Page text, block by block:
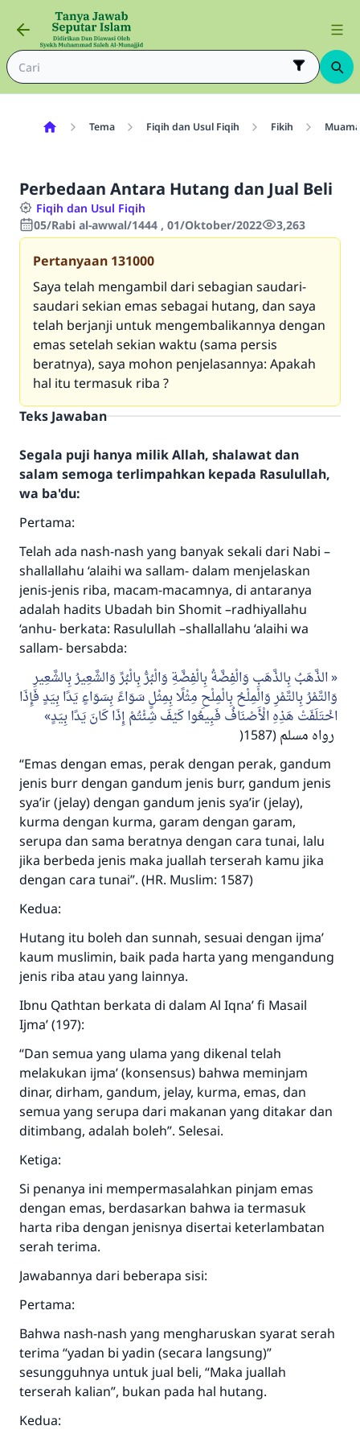
Tema Fiqih dan Usul Fiqih Fikih
Perbedaan Antara Hutang dan Jual Beli
Fiqih dan Usul Fiqih
05/Rabi al-awwal/1444 , 01/Oktober/2022
3,263
Pertanyaan 131000
Saya telah mengambil dari sebagian saudari-
saudari sekian emas sebagai hutang, dan saya
telah berjanji untuk mengembalikannya dengan
emas setelah sekian waktu (sama persis
beratnya), saya mohon penjelasannya: Apakah
hal itu termasuk riba ?
Teks Jawaban
Segala puji hanya milik Allah, shalawat dan
salam semoga terlimpahkan kepada Rasulullah,
wa ba'du:
Pertama:
Telah ada nash-nash yang banyak sekali dari Nabi –
shallallahu ‘alaihi wa sallam- dalam menjelaskan
jenis-jenis riba, macam-macamnya, di antaranya
adalah hadits Ubadah bin Shomit –radhiyallahu
‘anhu- berkata: Rasulullah –shallallahu ‘alaihi wa
sallam- bersabda:
الذَّهَبُ بِالذَّهَبِ وَالْفِضَّةُ بِالْفِضَّةِ وَالْبُرُّ بِالْبُرِّ وَالشَّعِيرُ بِالشَّعِيرِ
وَالتَّمْرُ بِالتَّمْرِ وَالْمِلْحُ بِالْمِلْحِ مِثْلًا بِمِثْلٍ سَوَاءً بِسَوَاءٍ يَدًا بِيَدٍ فَإِذَا
اخْتَلَفَتْ هَذِهِ الْأَصْنَافُ فَبِيعُوا كَيْفَ شِئْتُمْ إِذَا كَانَ يَدًا بِيَدٍ
رواه مسلم (1587
(
“Emas dengan emas, perak dengan perak, gandum
jenis burr dengan gandum jenis burr, gandum jenis
sya’ir (jelay) dengan gandum jenis sya’ir (jelay),
kurma dengan kurma, garam dengan garam,
serupa dan sama beratnya dengan cara tunai, lalu
jika berbeda jenis maka juallah terserah kamu jika
dengan cara tunai”. (HR. Muslim: 1587)
Kedua:
Hutang itu boleh dan sunnah, sesuai dengan ijma’
kaum muslimin, baik pada harta yang mengandung
jenis riba atau yang lainnya.
Ibnu Qathtan berkata di dalam Al Iqna’ fi Masail
Ijma’ (197):
“Dan semua yang ulama yang dikenal telah
melakukan ijma’ (konsensus) bahwa meminjam
dinar, dirham, gandum, jelay, kurma, emas, dan
semua yang serupa dari makanan yang ditakar dan
ditimbang, adalah boleh”. Selesai.
Ketiga:
Si penanya ini mempermasalahkan pinjam emas
dengan emas, berdasarkan bahwa ia termasuk
harta riba dengan jenisnya disertai keterlambatan
serah terima.
Jawabannya dari beberapa sisi:
Pertama:
Bahwa nash-nash yang mengharuskan syarat serah
terima “yadan bi yadin (secara langsung)”
sesungguhnya untuk jual beli, “Maka juallah
terserah kalian”, bukan pada hal hutang.
Kedua: